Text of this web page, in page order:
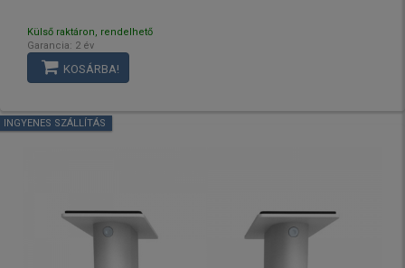
Külső raktáron, rendelhető
Garancia: 2 év
KOSÁRBA!
INGYENES SZÁLLÍTÁS